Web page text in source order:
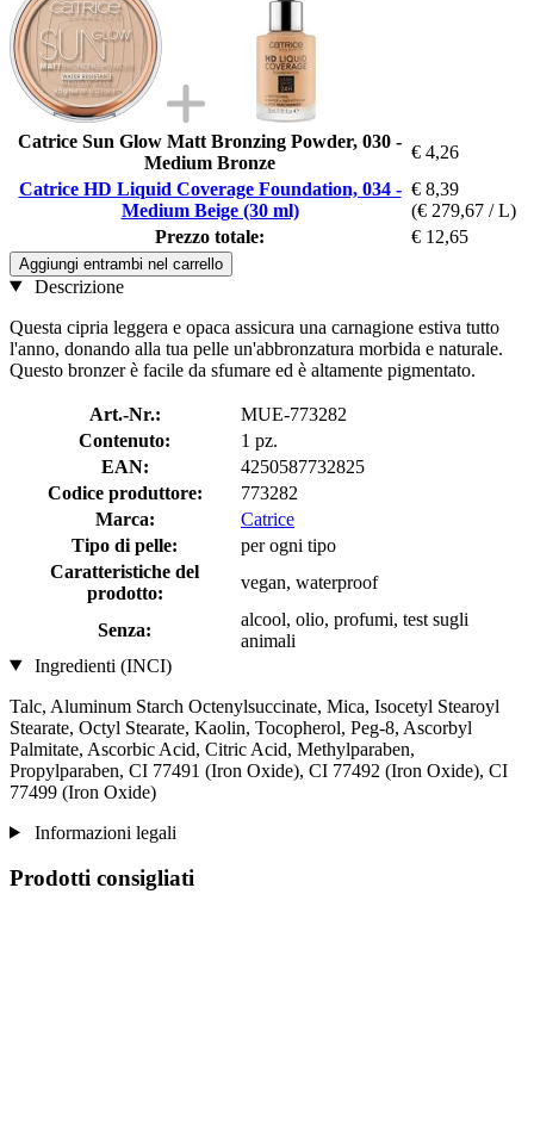
Catrice Sun Glow Matt Bronzing Powder, 030 -
Medium Bronze
€ 4,26
Catrice HD Liquid Coverage Foundation, 034 -
Medium Beige (30 ml)
€ 8,39
(€ 279,67 / L)
Prezzo totale:
€ 12,65
Aggiungi entrambi nel carrello
Descrizione
Questa cipria leggera e opaca assicura una carnagione estiva tutto
l'anno, donando alla tua pelle un'abbronzatura morbida e naturale.
Questo bronzer è facile da sfumare ed è altamente pigmentato.
Art.-Nr.:
MUE-773282
Contenuto:
1 pz.
EAN:
4250587732825
Codice produttore:
773282
Marca:
Catrice
Tipo di pelle:
per ogni tipo
Caratteristiche del
prodotto:
vegan, waterproof
Senza:
alcool, olio, profumi, test sugli
animali
Ingredienti (INCI)
Talc, Aluminum Starch Octenylsuccinate, Mica, Isocetyl Stearoyl
Stearate, Octyl Stearate, Kaolin, Tocopherol, Peg-8, Ascorbyl
Palmitate, Ascorbic Acid, Citric Acid, Methylparaben,
Propylparaben, CI 77491 (Iron Oxide), CI 77492 (Iron Oxide), CI
77499 (Iron Oxide)
Informazioni legali
Prodotti consigliati